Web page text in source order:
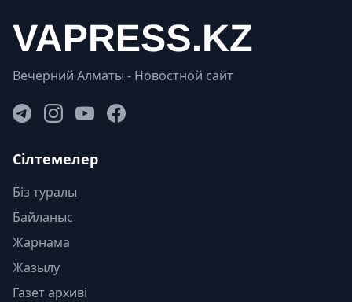
Вечерний Алматы - Новостной сайт
Сілтемелер
Біз туралы
Байланыс
Жарнама
Жазылу
Газет архиві